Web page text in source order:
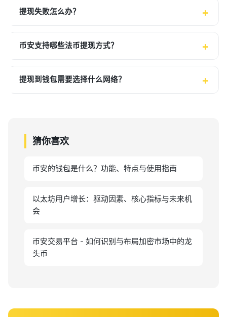
提现失败怎么办？
币安支持哪些法币提现方式？
提现到钱包需要选择什么网络？
猜你喜欢
币安的钱包是什么？功能、特点与使用指南
以太坊用户增长：驱动因素、核心指标与未来机
会
币安交易平台 - 如何识别与布局加密市场中的龙
头币